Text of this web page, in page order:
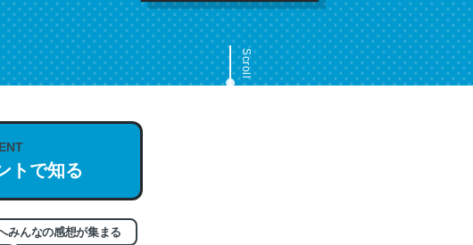
Scroll
トで知る
みんなの感想が集まる
は名文。彼はとてもクレバーなんだろうなと凄く思う。英語少しでも読める人は原文
勧め。自分はこの流れ好き。Let’s Fucking Go. Then Covid hit. Shit.
この状況が信じられるかい？ by ラーズ・ヌートバー